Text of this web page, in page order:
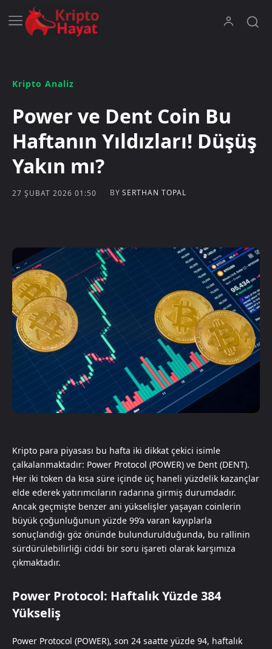
Kripto Analiz
Power ve Dent Coin Bu
Haftanın Yıldızları! Düşüş
Yakın mı?
27 ŞUBAT 2026 01:50 BY SERTHAN TOPAL
Kripto para piyasası bu hafta iki dikkat çekici isimle
çalkalanmaktadır: Power Protocol (POWER) ve Dent (DENT).
Her iki token da kısa süre içinde üç haneli yüzdelik kazançlar
elde ederek yatırımcıların radarına girmiş durumdadır.
Ancak geçmişte benzer ani yükselişler yaşayan coinlerin
büyük çoğunluğunun yüzde 99’a varan kayıplarla
sonuçlandığı göz önünde bulundurulduğunda, bu rallinin
sürdürülebilirliği ciddi bir soru işareti olarak karşımıza
çıkmaktadır.
Power Protocol: Haftalık Yüzde 384
Yükseliş
Power Protocol (POWER), son 24 saatte yüzde 94, haftalık